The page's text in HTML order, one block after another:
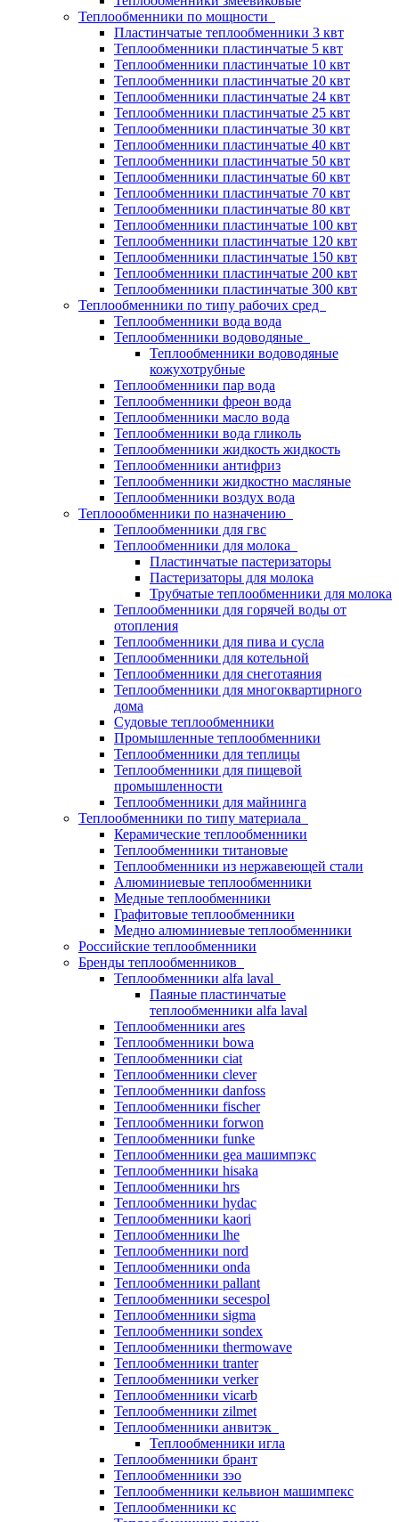
Теплообменники по мощности
Пластинчатые теплообменники 3 квт
Теплообменники пластинчатые 5 квт
Теплообменники пластинчатые 10 квт
Теплообменники пластинчатые 20 квт
Теплообменники пластинчатые 24 квт
Теплообменники пластинчатые 25 квт
Теплообменники пластинчатые 30 квт
Теплообменники пластинчатые 40 квт
Теплообменники пластинчатые 50 квт
Теплообменники пластинчатые 60 квт
Теплообменники пластинчатые 70 квт
Теплообменники пластинчатые 80 квт
Теплообменники пластинчатые 100 квт
Теплообменники пластинчатые 120 квт
Теплообменники пластинчатые 150 квт
Теплообменники пластинчатые 200 квт
Теплообменники пластинчатые 300 квт
Теплообменники по типу рабочих сред
Теплообменники вода вода
Теплообменники водоводяные
Теплообменники водоводяные
кожухотрубные
Теплообменники пар вода
Теплообменники фреон вода
Теплообменники масло вода
Теплообменники вода гликоль
Теплообменники жидкость жидкость
Теплообменники антифриз
Теплообменники жидкостно масляные
Теплообменники воздух вода
Теплоообменники по назначению
Теплообменники для гвс
Теплообменники для молока
Пластинчатые пастеризаторы
Пастеризаторы для молока
Трубчатые теплообменники для молока
Теплообменники для горячей воды от
отопления
Теплообменники для пива и сусла
Теплообменники для котельной
Теплообменники для снеготаяния
Теплообменники для многоквартирного
дома
Судовые теплообменники
Промышленные теплообменники
Теплообменники для теплицы
Теплообменники для пищевой
промышленности
Теплообменники для майнинга
Теплообменники по типу материала
Керамические теплообменники
Теплообменники титановые
Теплообменники из нержавеющей стали
Алюминиевые теплообменники
Медные теплообменники
Графитовые теплообменники
Медно алюминиевые теплообменники
Российские теплообменники
Бренды теплообменников
Теплообменники alfa laval
Паяные пластинчатые
теплообменники alfa laval
Теплообменники ares
Теплообменники bowa
Теплообменники ciat
Теплообменники clever
Теплообменники danfoss
Теплообменники fischer
Теплообменники forwon
Теплообменники funke
Теплообменники gea машимпэкс
Теплообменники hisaka
Теплообменники hrs
Теплообменники hydac
Теплообменники kaori
Теплообменники lhe
Теплообменники nord
Теплообменники onda
Теплообменники pallant
Теплообменники secespol
Теплообменники sigma
Теплообменники sondex
Теплообменники thermowave
Теплообменники tranter
Теплообменники verker
Теплообменники vicarb
Теплообменники zilmet
Теплообменники анвитэк
Теплообменники игла
Теплообменники брант
Теплообменники зэо
Теплообменники кельвион машимпекс
Теплообменники кс